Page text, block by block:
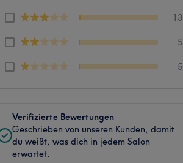
13
5
5
Verifizierte Bewertungen
Geschrieben von unseren Kunden, damit
du weißt, was dich in jedem Salon
erwartet.